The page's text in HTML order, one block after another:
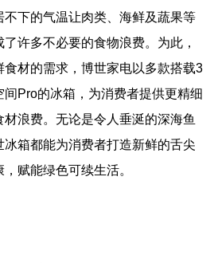
下的气温让肉类、海鲜及蔬果等
许多不必要的食物浪费。为此，
材的需求，博世家电以多款搭载3
Pro的冰箱，为消费者提供更精细
浪费。无论是令人垂涎的深海鱼
箱都能为消费者打造新鲜的舌尖
赋能绿色可续生活。